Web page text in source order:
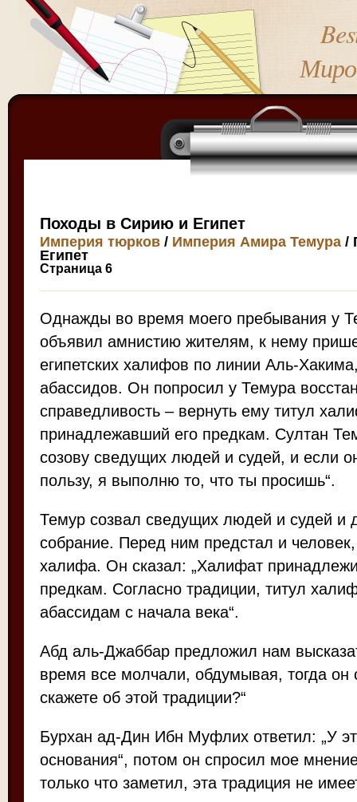
Походы в Сирию и Египет
Империя тюрков / Империя Амира Темура /
Египет
Страница 6
Однажды во время моего пребывания у
объявил амнистию жителям, к нему
египетских халифов по линии Аль-
абассидов. Он попросил у Темура
справедливость – вернуть ему титул
принадлежавший его предкам. Султан
созову сведущих людей и судей, и если
пользу, я выполню то, что ты просишь“.
Темур созвал сведущих людей и судей и
собрание. Перед ним предстал и
халифа. Он сказал: „Халифат
предкам. Согласно традиции, титул
абассидам с начала века“.
Абд аль-Джаббар предложил нам
время все молчали, обдумывая, тогда он
скажете об этой традиции?“
Бурхан ад-Дин Ибн Муфлих ответил: „У
основания“, потом он спросил мое
только что заметил, эта традиция не